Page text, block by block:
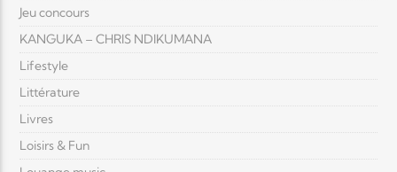
Jeu concours
KANGUKA – CHRIS NDIKUMANA
Lifestyle
Littérature
Livres
Loisirs & Fun